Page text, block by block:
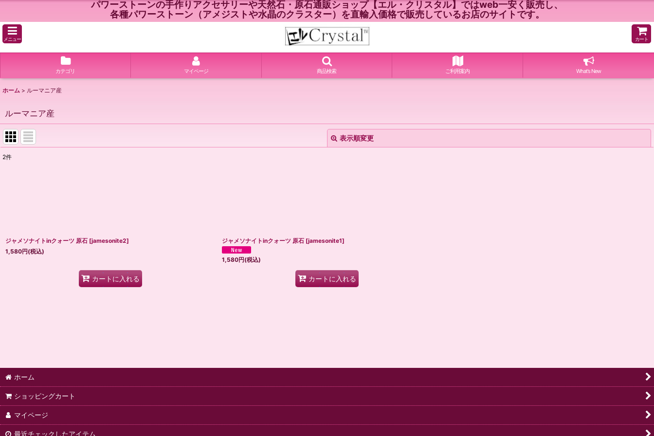
パワーストーンの手作りアクセサリーや天然石・原石通販ショップ【エル・クリスタル】ではweb一安く販売し、
各種パワーストーン（アメジストや水晶のクラスター）を直輸入価格で販売しているお店のサイトです。
メニュー カート
カテゴリ マイページ 商品検索 ご利用案内 What's New
ホーム > ルーマニア産
ルーマニア産
表示順変更
2件
ジャメソナイトinクォーツ 原石 [jamesonite2]
1,580円(税込)
カートに入れる
ジャメソナイトinクォーツ 原石 [jamesonite1]
1,580円(税込)
カートに入れる
ホーム
ショッピングカート
マイページ
最近チェックしたアイテム